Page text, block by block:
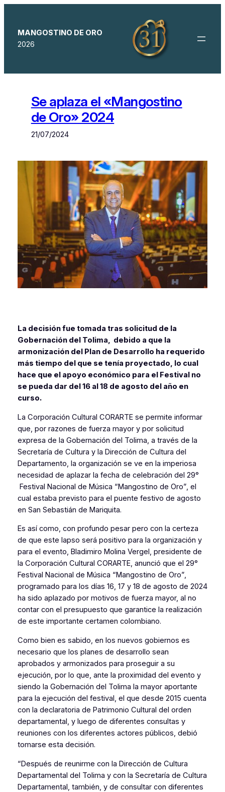
contenido
MANGOSTINO DE ORO
2026
Se aplaza el «Mangostino
de Oro» 2024
21/07/2024
La decisión fue tomada tras solicitud de la
Gobernación del Tolima, debido a que la
armonización del Plan de Desarrollo ha requerido
más tiempo del que se tenía proyectado, lo cual
hace que el apoyo económico para el Festival no
se pueda dar del 16 al 18 de agosto del año en
curso.
La Corporación Cultural CORARTE se permite informar
que, por razones de fuerza mayor y por solicitud
expresa de la Gobernación del Tolima, a través de la
Secretaría de Cultura y la Dirección de Cultura del
Departamento, la organización se ve en la imperiosa
necesidad de aplazar la fecha de celebración del 29°
Festival Nacional de Música “Mangostino de Oro”, el
cual estaba previsto para el puente festivo de agosto
en San Sebastián de Mariquita.
Es así como, con profundo pesar pero con la certeza
de que este lapso será positivo para la organización y
para el evento, Bladimiro Molina Vergel, presidente de
la Corporación Cultural CORARTE, anunció que el 29°
Festival Nacional de Música “Mangostino de Oro”,
programado para los días 16, 17 y 18 de agosto de 2024
ha sido aplazado por motivos de fuerza mayor, al no
contar con el presupuesto que garantice la realización
de este importante certamen colombiano.
Como bien es sabido, en los nuevos gobiernos es
necesario que los planes de desarrollo sean
aprobados y armonizados para proseguir a su
ejecución, por lo que, ante la proximidad del evento y
siendo la Gobernación del Tolima la mayor aportante
para la ejecución del festival, el que desde 2015 cuenta
con la declaratoria de Patrimonio Cultural del orden
departamental, y luego de diferentes consultas y
reuniones con los diferentes actores públicos, debió
tomarse esta decisión.
“Después de reunirme con la Dirección de Cultura
Departamental del Tolima y con la Secretaría de Cultura
Departamental, también, y de consultar con diferentes